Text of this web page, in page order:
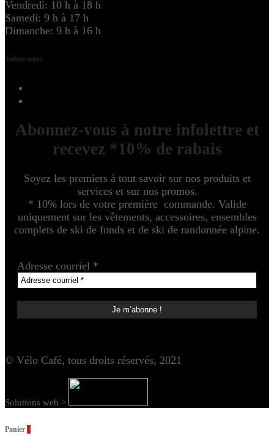
Vendredi: 10 h à 18 h
Samedi: 9 h à 17 h
Dimanche: 9 h à 16 h
Suivez-nous
Abonnez-vous à notre infolettre et
recevez *10% de rabais
Soyez les premiers à tout savoir sur nos produits et
services et sur nos promos.
* 10% lors de votre première commande. Valide
uniquement sur les vêtements, accessoires, ensembles
complets de ski de fonds et de ski de randonnée alpine.
Adresse courriel *
© Vélo Café, tous droits réservés, 2021
Solutions web >
Panier